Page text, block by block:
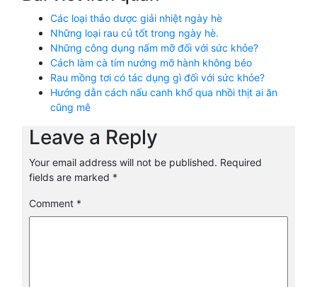
Các loại thảo dược giải nhiệt ngày hè
Những loại rau củ tốt trong ngày hè.
Những công dụng nấm mỡ đối với sức khỏe?
Cách làm cà tím nướng mỡ hành không béo
Rau mồng tơi có tác dụng gì đối với sức khỏe?
Hướng dẫn cách nấu canh khổ qua nhồi thịt ai ăn
cũng mê
Leave a Reply
Your email address will not be published. Required
fields are marked *
Comment *